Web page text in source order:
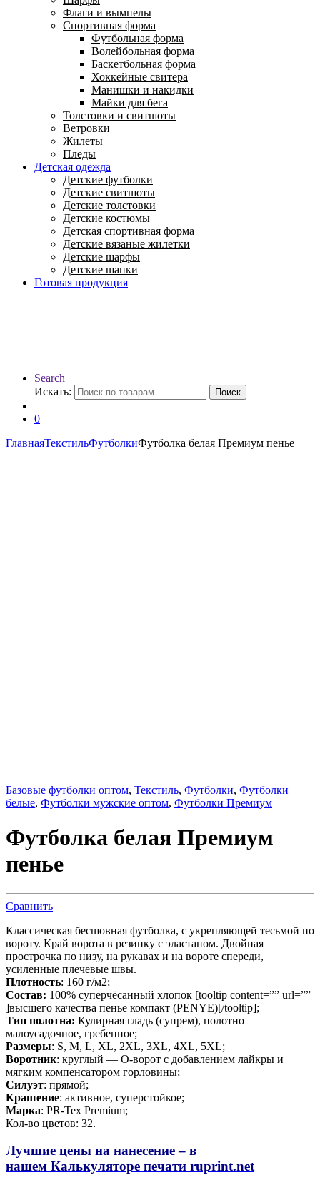
Флаги и вымпелы
Спортивная форма
Футбольная форма
Волейбольная форма
Баскетбольная форма
Хоккейные свитера
Манишки и накидки
Майки для бега
Толстовки и свитшоты
Ветровки
Жилеты
Пледы
Детская одежда
Детские футболки
Детские свитшоты
Детские толстовки
Детские костюмы
Детская спортивная форма
Детские вязаные жилетки
Детские шарфы
Детские шапки
Готовая продукция
Search
Искать:
Поиск
0
ГлавнаяТекстильФутболкиФутболка белая Премиум пенье
Базовые футболки оптом, Текстиль, Футболки, Футболки
белые, Футболки мужские оптом, Футболки Премиум
Футболка белая Премиум
пенье
Сравнить
Классическая бесшовная футболка, с укрепляющей тесьмой по
вороту. Край ворота в резинку с эластаном. Двойная
прострочка по низу, на рукавах и на вороте спереди,
усиленные плечевые швы.
Плотность: 160 г/м2;
Состав: 100% суперчёсанный хлопок [tooltip content=”” url=””
]высшего качества пенье компакт (PENYE)[/tooltip];
Тип полотна: Кулирная гладь (супрем), полотно
малоусадочное, гребенное;
Размеры: S, M, L, XL, 2XL, 3XL, 4XL, 5XL;
Воротник: круглый — О-ворот с добавлением лайкры и
мягким компенсатором горловины;
Силуэт: прямой;
Крашение: активное, суперстойкое;
Марка: PR-Tex Premium;
Кол-во цветов: 32.
Лучшие цены на нанесение – в
нашем Калькуляторе печати ruprint.net